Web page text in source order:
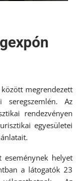
megrendezett
seregszemlén. Az
rendezvényen
egyesületei
eseménynek helyet
a látogatók 23